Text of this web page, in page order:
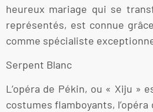
heureux mariage qui se
représentés, est connue
comme spécialiste
Serpent Blanc
L’opéra de Pékin, ou « Xiju »
costumes flamboyants,